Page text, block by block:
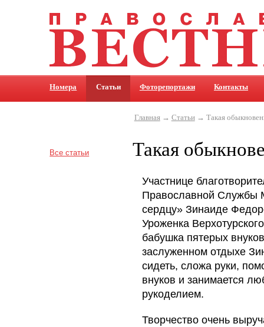
Номера Статьи Фоторепортажи Контакты
Все статьи
Главная→ Статьи→ Такая
Такая
Участнице
Православной Службы
сердцу» Зинаиде
Уроженка
бабушка пятерых
заслуженном отдыхе
сидеть, сложа руки,
внуков и занимается
рукоделием.
Творчество очень